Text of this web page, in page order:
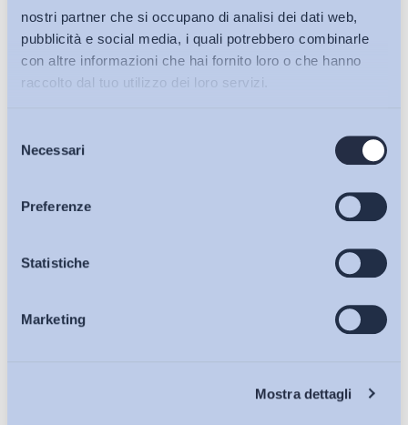
nostri partner che si occupano di analisi dei dati web,
pubblicità e social media, i quali potrebbero combinarle
con altre informazioni che hai fornito loro o che hanno
raccolto dal tuo utilizzo dei loro servizi.
delNecessari
Preferenze
Statistiche
Marketing
Mostra dettagli
Bollettini ADAPT
Articoli
Osservatori
Eventi
Corte di Cassazione, sentenza 17 luglio 2026, n. 23436
Corte di Cassazione